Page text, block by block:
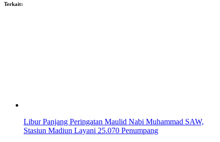
Terkait:
Libur Panjang Peringatan Maulid Nabi Muhammad SAW,
Stasiun Madiun Layani 25.070 Penumpang